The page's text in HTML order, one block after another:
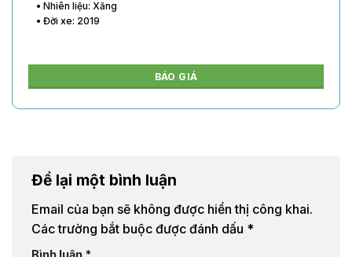
• Nhiên liệu: Xăng
• Đời xe: 2020
BÁO GIÁ
Để lại một bình luận
Email của bạn sẽ không được hiển thị công khai.
Các trường bắt buộc được đánh dấu *
Bình luận *